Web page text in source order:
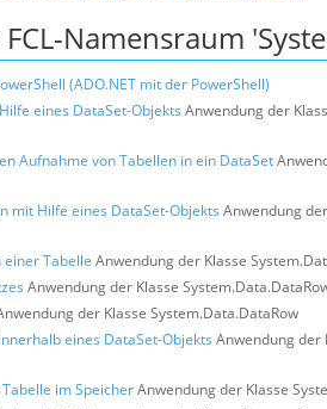
Namensraum
(ADO.NET mit der PowerShell)
eines DataSet-Objekts Anwendung der
Aufnahme von Tabellen in ein DataSet
mit Hilfe eines DataSet-Objekts Anwendung
Tabelle Anwendung der Klasse
Anwendung der Klasse
der Klasse System.Data.DataRow
eines DataSet-Objekts Anwendung der
im SpeicherAnwendung der Klasse